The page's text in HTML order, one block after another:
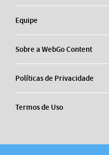
Equipe
Sobre a WebGo Content
Políticas de Privacidade
Termos de Uso